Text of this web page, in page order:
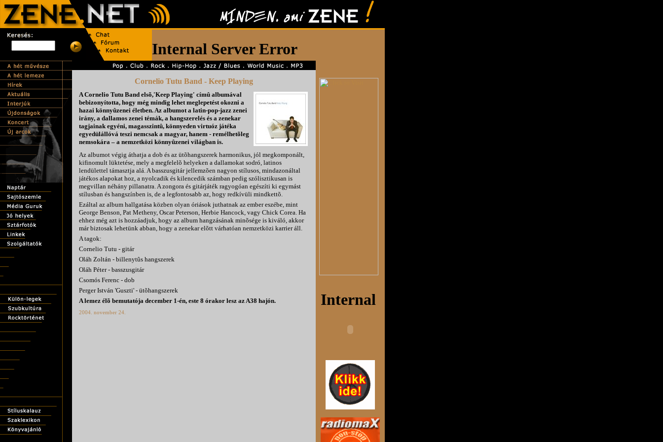
Cornelio Tutu Band - Keep Playing
A Cornelio Tutu Band elsõ,'Keep Playing' címû albumával
bebizonyította, hogy még mindig lehet meglepetést okozni a
hazai könnyûzenei életben. Az albumot a latin-pop-jazz zenei
irány, a dallamos zenei témák, a hangszerelés és a zenekar
tagjainak egyéni, magasszintû, könnyeden virtuóz játéka
egyedülállóvá teszi nemcsak a magyar, hanem - remélhetõleg
nemsokára – a nemzetközi könnyûzenei világban is.
Az albumot végig áthatja a dob és az ütõhangszerek harmonikus, jól megkomponált,
kifinomult lüktetése, mely a megfelelõ helyeken a dallamokat sodró, latinos
lendülettel támasztja alá. A basszusgitár jellemzõen nagyon stílusos, mindazonáltal
játékos alapokat hoz, a nyolcadik és kilencedik számban pedig szólisztikusan is
megvillan néhány pillanatra. A zongora és gitárjáték ragyogóan egészíti ki egymást
stílusban és hangszínben is, de a legfontosabb az, hogy redkívüli mindkettõ.
Ezáltal az album hallgatása közben olyan óriások juthatnak az ember eszébe, mint
George Benson, Pat Metheny, Oscar Peterson, Herbie Hancock, vagy Chick Corea. Ha
ehhez még azt is hozzáadjuk, hogy az album hangzásának minõsége is kiváló, akkor
már biztosak lehetünk abban, hogy a zenekar elõtt várhatóan nemzetközi karrier áll.
A tagok:
Cornelio Tutu - gitár
Oláh Zoltán - billenytûs hangszerek
Oláh Péter - basszusgitár
Csomós Ferenc - dob
Perger István 'Guszti' - ütõhangszerek
A lemez élõ bemutatója december 1-én, este 8 órakor lesz az A38 hajón.
2004. november 24.